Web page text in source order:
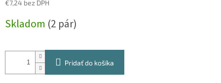
€7,24 bez DPH
cena:
Skladom (2 pár)
Pridať do košíka